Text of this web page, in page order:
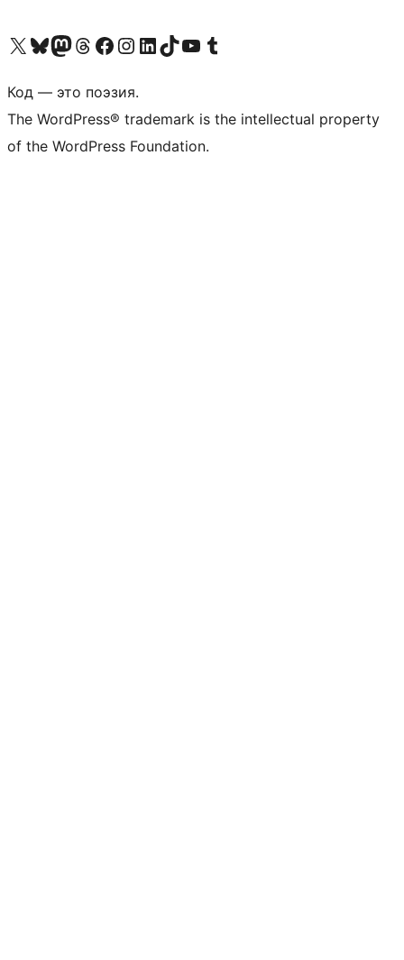
Посетите нас в X (ранее Twitter)
Посетите нашу учётную запись в Bluesky
Посетите нашу ленту в Mastodon
Посетите нашу учётную запись в Threads
Посетите нашу страницу на Facebook
Посетите наш Instagram
Посетите нашу страницу в LinkedIn
Посетите нашу учётную запись в TikTok
Посетите наш канал YouTube
Посетите нашу учётную запись в Tumblr
Код — это поэзия.
The WordPress® trademark is the intellectual property
of the WordPress Foundation.